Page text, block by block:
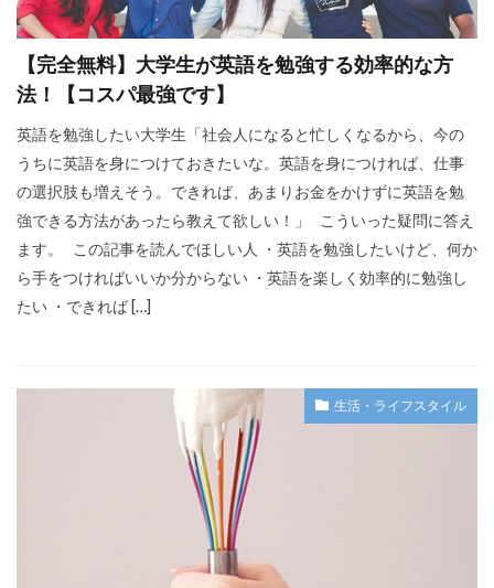
【完全無料】大学生が英語を勉強する効率的な方
法！【コスパ最強です】
英語を勉強したい大学生「社会人になると忙しくなるから、今の
うちに英語を身につけておきたいな。英語を身につければ、仕事
の選択肢も増えそう。できれば、あまりお金をかけずに英語を勉
強できる方法があったら教えて欲しい！」 こういった疑問に答え
ます。 この記事を読んでほしい人 ・英語を勉強したいけど、何か
ら手をつければいいか分からない ・英語を楽しく効率的に勉強し
たい ・できれば […]
生活・ライフスタイル